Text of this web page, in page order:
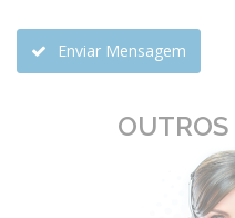
Enviar Mensagem
OUTROS